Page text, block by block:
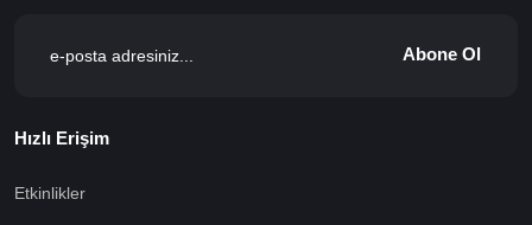
Abone Ol
Hızlı Erişim
Etkinlikler